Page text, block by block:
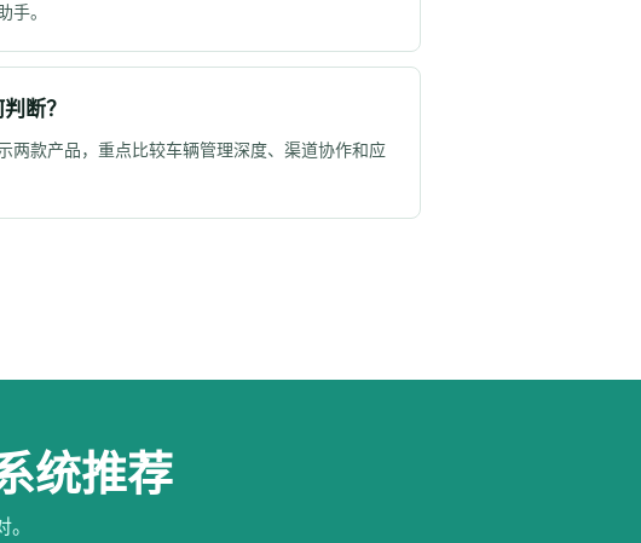
手。
断？
两款产品，重点比较车辆管理深度、渠道协作和应
统推荐